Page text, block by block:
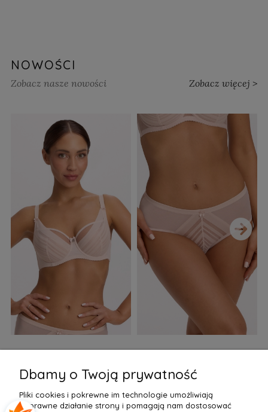
NOWOŚCI
Zobacz nasze nowości Zobacz więcej >
155,99 zł
Do Koszyka »
77,99 zł
Do Koszyka »
›
Dbamy o Twoją prywatność
Pliki cookies i pokrewne im technologie umożliwiają
poprawne działanie strony i pomagają nam dostosować